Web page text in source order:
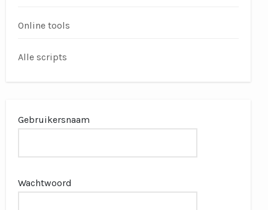
Online tools
Alle scripts
Gebruikersnaam
Wachtwoord